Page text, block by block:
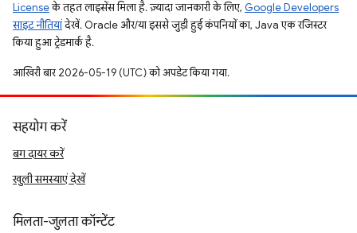
Licenseके तहत लाइसेंस मिला है. ज़्यादा जानकारी के लिए, Google Developers
साइट नीतियांदेखें. Oracle और/या इससे जुड़ी हुई कंपनियों का, Java एक रजिस्टर
किया हुआ ट्रेडमार्क है.
आखिरी बार 2026-05-19 (UTC) को अपडेट किया गया.
सहयोग करें
बग दायर करें
खुली समस्याएं देखें
मिलता-जुलता कॉन्टेंट